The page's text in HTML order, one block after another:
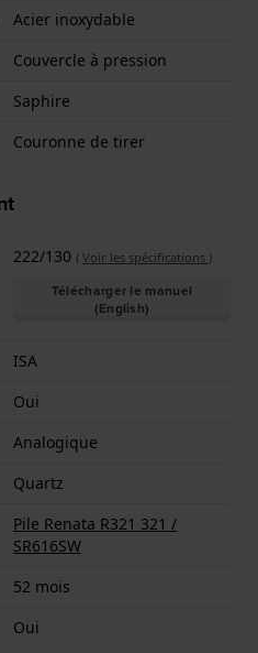
Acier inoxydable
Couvercle à pression
Saphire
Couronne de tirer
222/130 ( Voir les spécifications )
Télécharger le manuel
(English)
ISA
Oui
Analogique
Quartz
Pile Renata R321 321 /
SR616SW
52 mois
Oui